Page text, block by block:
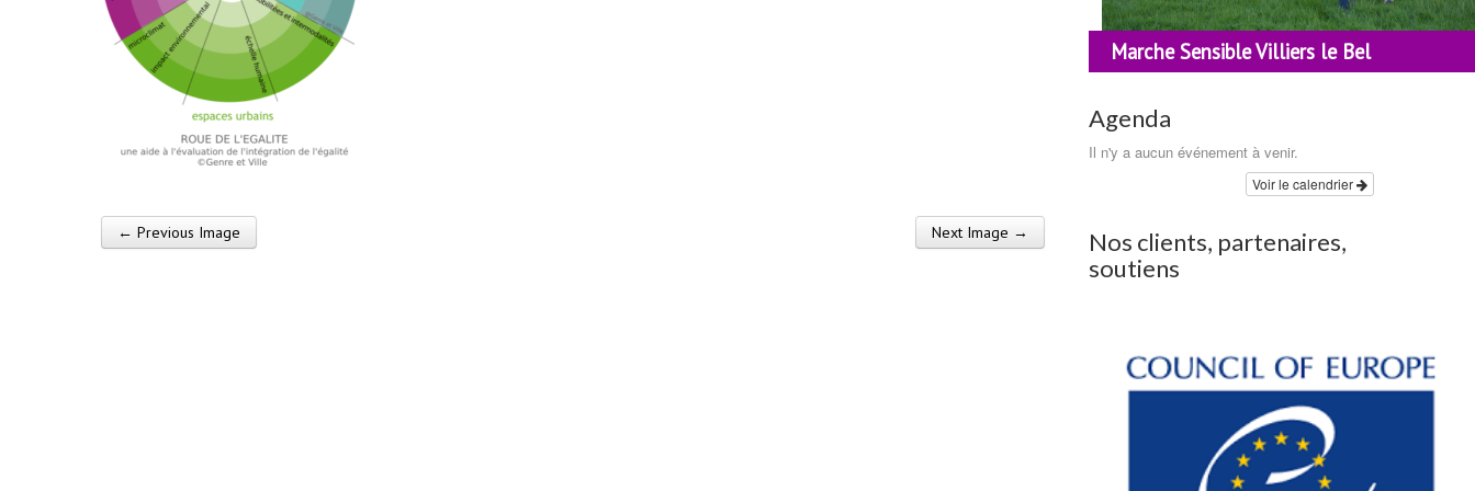
Post navigation
← Previous Image Next Image →
Marche Sensible Villiers le Bel
Agenda
Il n'y a aucun événement à venir.
Voir le calendrier
Nos clients, partenaires,
soutiens